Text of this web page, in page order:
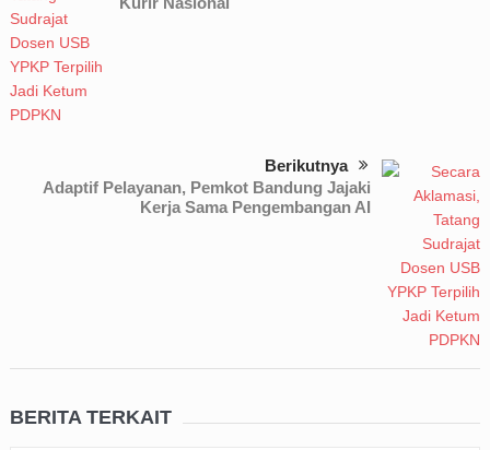
Berikutnya
Adaptif Pelayanan, Pemkot Bandung Jajaki
Kerja Sama Pengembangan AI
BERITA TERKAIT